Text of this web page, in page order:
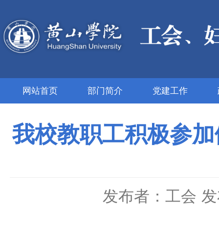
网站首页 部门简介 党建工作
我校教职工积极参
发布者：工会